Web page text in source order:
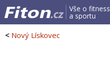
Vše o fitness
a sportu
< Nový Lískovec